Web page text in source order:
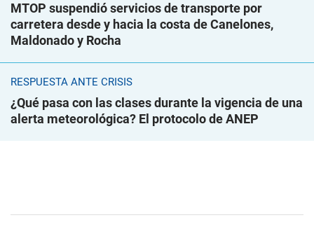
MTOP suspendió servicios de transporte por
carretera desde y hacia la costa de Canelones,
Maldonado y Rocha
RESPUESTA ANTE CRISIS
¿Qué pasa con las clases durante la vigencia de una
alerta meteorológica? El protocolo de ANEP